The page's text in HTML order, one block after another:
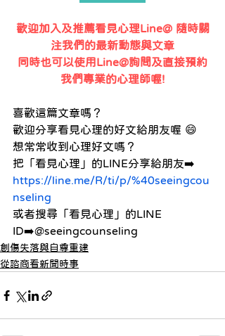
歡迎加入及推薦看見心理Line@ 隨時關
注我們的最新動態與文章
同時也可以使用Line@詢問及直接預約
我們專業的心理師喔!
喜歡這篇文章嗎？
歡迎分享看見心理的好文給朋友喔 😄
想常常收到心理好文嗎？
把「看見心理」的LINE分享給朋友➡️
https://line.me/R/ti/p/%40seeingcou
nseling
或者搜尋「看見心理」的LINE
ID➡️@seeingcounseling
創傷失落與自尊重建
從諮商看新聞時事